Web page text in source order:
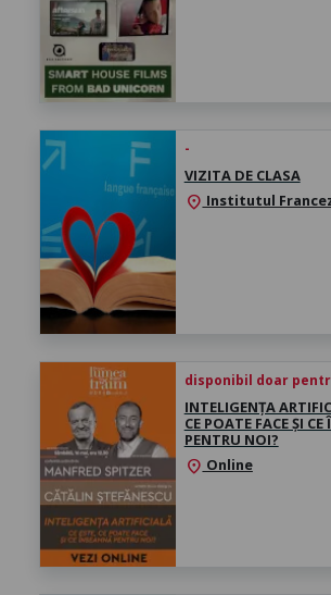
-
VIZITA DE CLASA
location_on Institutul
disponibil doar
INTELIGENȚA
CE POATE FACE ȘI
PENTRU NOI?
location_on Online